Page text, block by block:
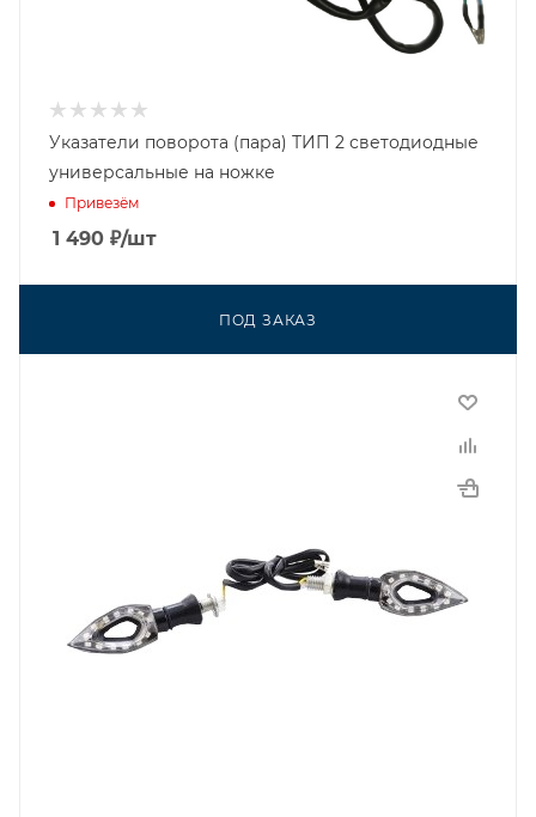
Указатели поворота (пара) ТИП 2 светодиодные
универсальные на ножке
Привезём
1 490 ₽/шт
ПОД ЗАКАЗ